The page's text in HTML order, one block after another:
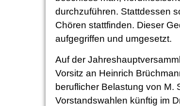
durchzuführen. Stattdessen
Chören stattfinden. Dieser
aufgegriffen und umgesetzt.
Auf der
Vorsitz an Heinrich
beruflicher Belastung von M.
Vorstandswahlen künftig im